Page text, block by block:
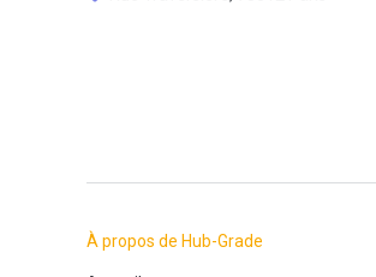
À propos de Hub-Grade